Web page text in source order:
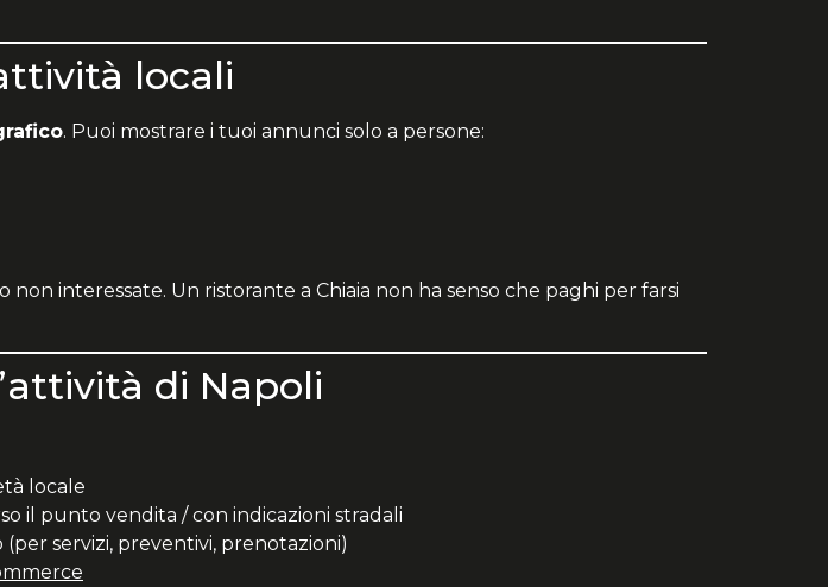
locali
. Puoi mostrare i tuoi annunci solo a persone:
interessate. Un ristorante a Chiaia non ha senso che paghi per farsi
di Napoli
locale
il punto vendita / con indicazioni stradali
servizi, preventivi, prenotazioni)